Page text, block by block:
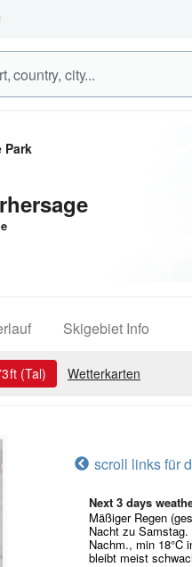
Park
Skigebiet Info
ft (Tal) Wetterkarten
scroll links für
Next 3 days
Mäßiger Regen
Nacht zu
Nachm., min 18°C
bleibt meist